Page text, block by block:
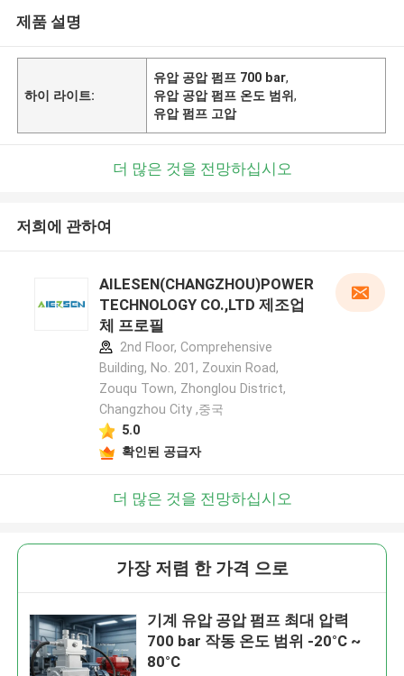
제품 설명
하이 라이트:
유압 공압 펌프 700 bar,
유압 공압 펌프 온도 범위,
유압 펌프 고압
더 많은 것을 전망하십시오
저희에 관하여
AILESEN(CHANGZHOU)POWER
TECHNOLOGY CO.,LTD 제조업
체 프로필
2nd Floor, Comprehensive
Building, No. 201, Zouxin Road,
Zouqu Town, Zhonglou District,
Changzhou City ,중국
5.0
확인된 공급자
더 많은 것을 전망하십시오
가장 저렴 한 가격 으로
기계 유압 공압 펌프 최대 압력
700 bar 작동 온도 범위 -20°C ~
80°C